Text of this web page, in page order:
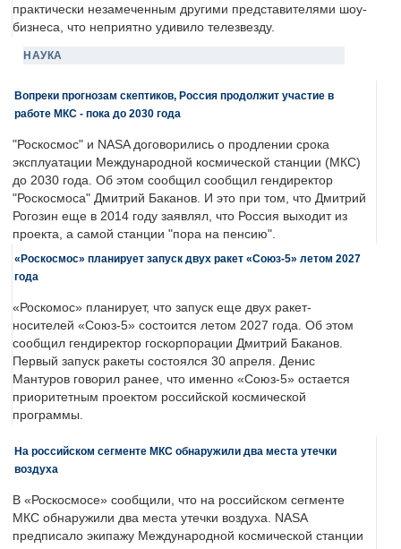
практически незамеченным другими представителями шоу-
бизнеса, что неприятно удивило телезвезду.
НАУКА
Вопреки прогнозам скептиков, Россия продолжит участие в
работе МКС - пока до 2030 года
"Роскосмос" и NASA договорились о продлении срока
эксплуатации Международной космической станции (МКС)
до 2030 года. Об этом сообщил сообщил гендиректор
"Роскосмоса" Дмитрий Баканов. И это при том, что Дмитрий
Рогозин еще в 2014 году заявлял, что Россия выходит из
проекта, а самой станции "пора на пенсию".
«Роскосмос» планирует запуск двух ракет «Союз-5» летом 2027
года
«Роскомос» планирует, что запуск еще двух ракет-
носителей «Союз-5» состоится летом 2027 года. Об этом
сообщил гендиректор госкорпорации Дмитрий Баканов.
Первый запуск ракеты состоялся 30 апреля. Денис
Мантуров говорил ранее, что именно «Союз-5» остается
приоритетным проектом российской космической
программы.
На российском сегменте МКС обнаружили два места утечки
воздуха
В «Роскосмосе» сообщили, что на российском сегменте
МКС обнаружили два места утечки воздуха. NASA
предписало экипажу Международной космической станции